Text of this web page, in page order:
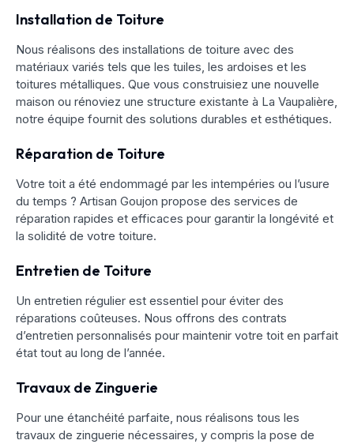
Installation de Toiture
Nous réalisons des installations de toiture avec des
matériaux variés tels que les tuiles, les ardoises et les
toitures métalliques. Que vous construisiez une nouvelle
maison ou rénoviez une structure existante à La Vaupalière,
notre équipe fournit des solutions durables et esthétiques.
Réparation de Toiture
Votre toit a été endommagé par les intempéries ou l’usure
du temps ? Artisan Goujon propose des services de
réparation rapides et efficaces pour garantir la longévité et
la solidité de votre toiture.
Entretien de Toiture
Un entretien régulier est essentiel pour éviter des
réparations coûteuses. Nous offrons des contrats
d’entretien personnalisés pour maintenir votre toit en parfait
état tout au long de l’année.
Travaux de Zinguerie
Pour une étanchéité parfaite, nous réalisons tous les
travaux de zinguerie nécessaires, y compris la pose de